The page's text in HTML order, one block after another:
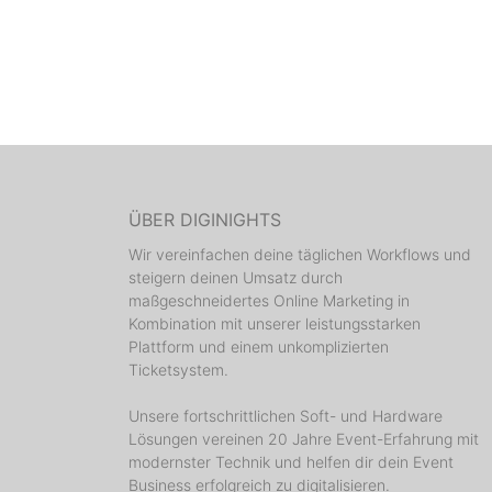
ÜBER DIGINIGHTS
Wir vereinfachen deine täglichen Workflows und
steigern deinen Umsatz durch
maßgeschneidertes Online Marketing in
Kombination mit unserer leistungsstarken
Plattform und einem unkomplizierten
Ticketsystem.
Unsere fortschrittlichen Soft- und Hardware
Lösungen vereinen 20 Jahre Event-Erfahrung mit
modernster Technik und helfen dir dein Event
Business erfolgreich zu digitalisieren.